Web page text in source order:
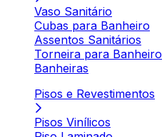
Vaso Sanitário
Cubas para Banheiro
Assentos Sanitários
Torneira para Banheiro
Banheiras
Pisos e Revestimentos
Pisos Vinílicos